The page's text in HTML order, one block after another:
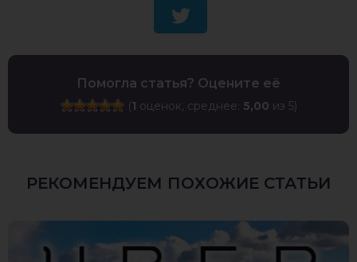
Помогла статья? Оцените её
(1 оценок, среднее: 5,00 из 5)
РЕКОМЕНДУЕМ ПОХОЖИЕ СТАТЬИ